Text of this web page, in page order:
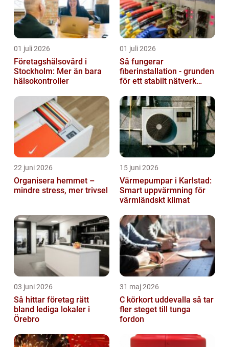
01 juli 2026
Företagshälsovård i
Stockholm: Mer än bara
hälsokontroller
01 juli 2026
Så fungerar
fiberinstallation - grunden
för ett stabilt nätverk
22 juni 2026
Organisera hemmet –
mindre stress, mer trivsel
15 juni 2026
Värmepumpar i Karlstad:
Smart uppvärmning för
värmländskt klimat
03 juni 2026
Så hittar företag rätt
bland lediga lokaler i
Örebro
31 maj 2026
C körkort uddevalla så tar
fler steget till tunga
fordon